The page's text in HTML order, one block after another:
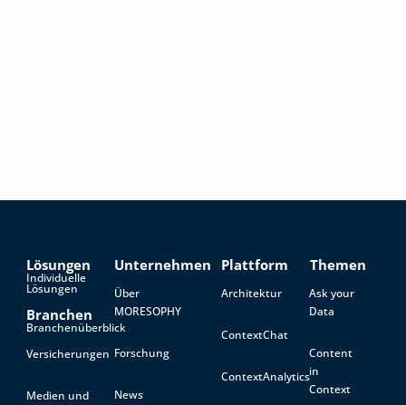
Lösungen
Individuelle
Lösungen
Branchen
Branchenüberblick
Versicherungen
Medien und
Unternehmen
Über
MORESOPHY
Forschung
News
Plattform
Architektur
ContextChat
ContextAnalytics
Themen
Ask your
Data
Content
in
Context